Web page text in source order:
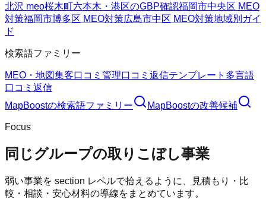
北沢 meo桜木町六本木・港区のGBP確認福岡市中央区 MEO
対策福岡市博多区 MEO対策広島市中区 MEO対策地域別ガイ
ド
検索語ファミリー
MEO・地図集客口コミ管理口コミ返信テンプレート 多言語
口コミ返信
MapBoostの検索語ファミリー MapBoostの改善候補
Focus
同じグループの取りこぼし事業
弱い事業を section レベルで拾えるように、見積もり・比
較・相談・安心材料の導線をまとめています。